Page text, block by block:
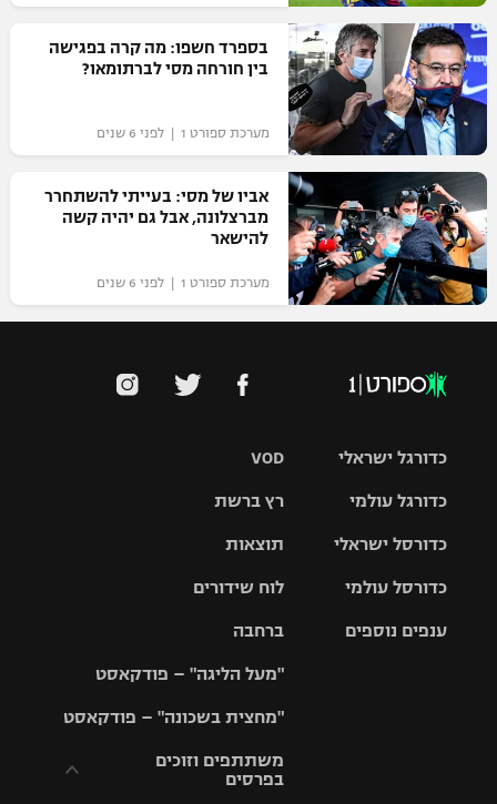
בספרד חשפו: מה קרה בפגישה
בין חורחה מסי לברתומאו?
מערכת ספורט 1 | לפני 6 שנים
אביו של מסי: בעייתי להשתחרר
מברצלונה, אבל גם יהיה קשה
להישאר
מערכת ספורט 1 | לפני 6 שנים
VOD
רץ ברשת
תוצאות
לוח שידורים
ברחבה
"מעל הליגה" – פודקאסט
"מחצית בשכונה" – פודקאסט
משתתפים וזוכים
בפרסים
כדורגל ישראלי
גביע הטוטו
כדורגל עולמי
האלופות
ליגה
כדורסל ישראלי
סל
כדורסל עולמי
ענפים נוספים